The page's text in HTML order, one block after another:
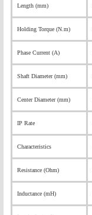
Length (mm)
Holding Torque (N.m)
Phase Current (A)
Shaft Diameter (mm)
Center Diameter (mm)
IP Rate
Characteristics
Resistance (Ohm)
Inductance (mH)